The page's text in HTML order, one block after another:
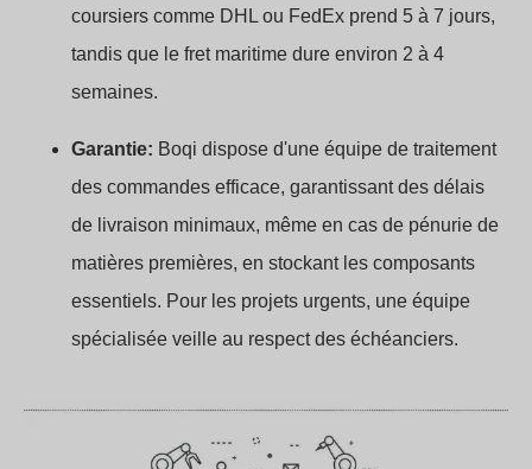
coursiers comme DHL ou FedEx prend 5 à 7 jours,
tandis que le fret maritime dure environ 2 à 4
semaines.
Garantie: Boqi dispose d'une équipe de traitement
des commandes efficace, garantissant des délais
de livraison minimaux, même en cas de pénurie de
matières premières, en stockant les composants
essentiels. Pour les projets urgents, une équipe
spécialisée veille au respect des échéanciers.